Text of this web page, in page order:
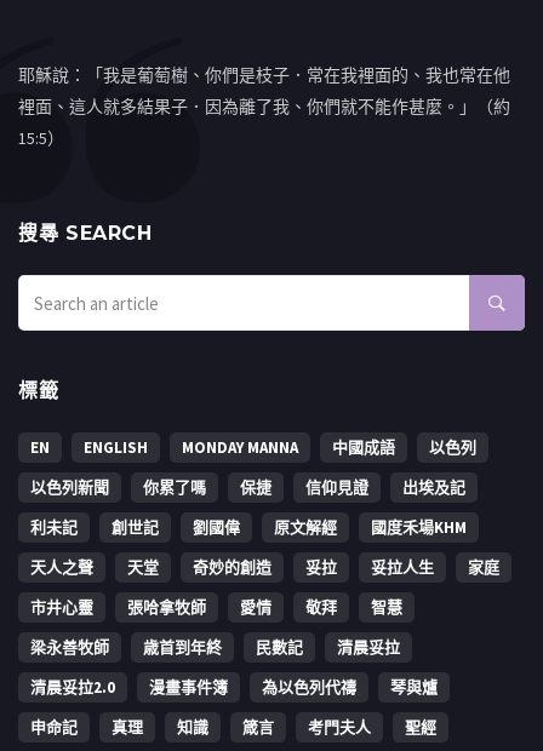
耶穌說：「我是葡萄樹、你們是枝子．常在我裡面的、我也常在他
裡面、這人就多結果子．因為離了我、你們就不能作甚麼。」（約
15:5）
搜㝷 SEARCH
標籤
EN ENGLISH MONDAY MANNA 中國成語
以色列
以色列新聞
你累了嗎 保捷 信仰見證
出埃及記
利未記
創世記 劉國偉 原文解經
國度禾場KHM
天人之聲
天堂 奇妙的創造 妥拉 妥拉人生
家庭
市井心靈
張哈拿牧師 愛情 敬拜
智慧
梁永善牧師
歳首到年終 民數記
清晨妥拉
清晨妥拉2.0
漫畫事件簿 為以色列代禱
琴與爐
申命記
真理 知識 箴言 考門夫人 聖經